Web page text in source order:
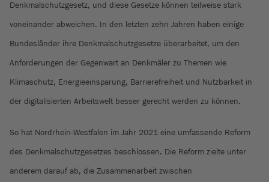
Denkmalschutzgesetz, und diese Gesetze können teilweise stark
voneinander abweichen. In den letzten zehn Jahren haben einige
Bundesländer ihre Denkmalschutzgesetze überarbeitet, um den
Anforderungen der Gegenwart an Denkmäler zu Themen wie
Klimaschutz, Energieeinsparung, Barrierefreiheit und Nutzbarkeit in
der digitalisierten Arbeitswelt besser gerecht werden zu können.
So hat Nordrhein-Westfalen im Jahr 2021 eine umfassende Reform
des Denkmalschutzgesetzes beschlossen. Die Reform zielte unter
anderem darauf ab, die Zusammenarbeit zwischen